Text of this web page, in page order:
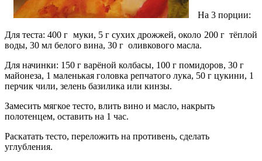
На 3 порции:
Для теста: 400 г муки, 5 г сухих дрожжей, около 200 г тёплой
воды, 30 мл белого вина, 30 г оливкового масла.
Для начинки: 150 г варёной колбасы, 100 г помидоров, 30 г
майонеза, 1 маленькая головка репчатого лука, 50 г цукини, 1
перчик чили, зелень базилика или кинзы.
Замесить мягкое тесто, влить вино и масло, накрыть
полотенцем, оставить на 1 час.
Раскатать тесто, переложить на противень, сделать
углубления.